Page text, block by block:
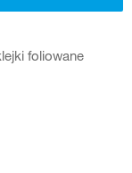
foliowane